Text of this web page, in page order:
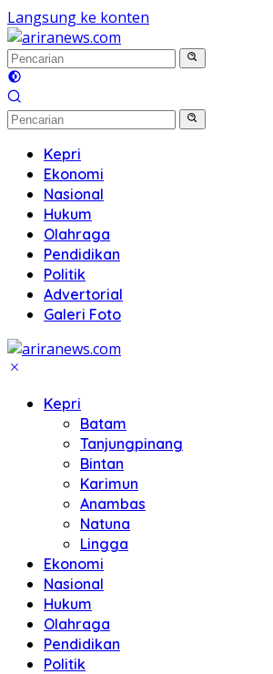
Langsung ke konten
Kepri
Ekonomi
Nasional
Hukum
Olahraga
Pendidikan
Politik
Advertorial
Galeri Foto
Kepri
Batam
Tanjungpinang
Bintan
Karimun
Anambas
Natuna
Lingga
Ekonomi
Nasional
Hukum
Olahraga
Pendidikan
Politik